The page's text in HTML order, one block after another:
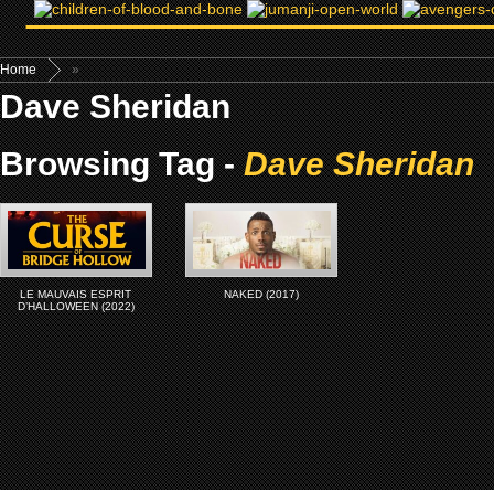
Home »
Dave Sheridan
Browsing Tag -Dave Sheridan
LE MAUVAIS ESPRIT
D’HALLOWEEN (2022)
NAKED (2017)